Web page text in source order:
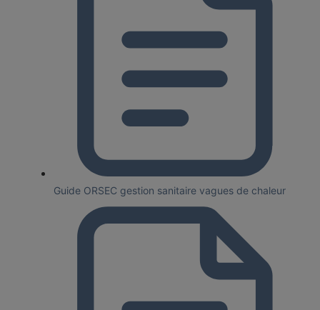
Guide ORSEC gestion sanitaire vagues de chaleur